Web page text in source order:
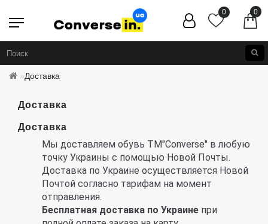
0
0
Доставка
Доставка
Доставка
Мы доставляем обувь ТМ"Converse" в любую
точку Украины с помощью Новой Почты.
Доставка по Украине осуществляется Новой
Почтой согласно тарифам на момент
отправления.
Бесплатная доставка по Украине при